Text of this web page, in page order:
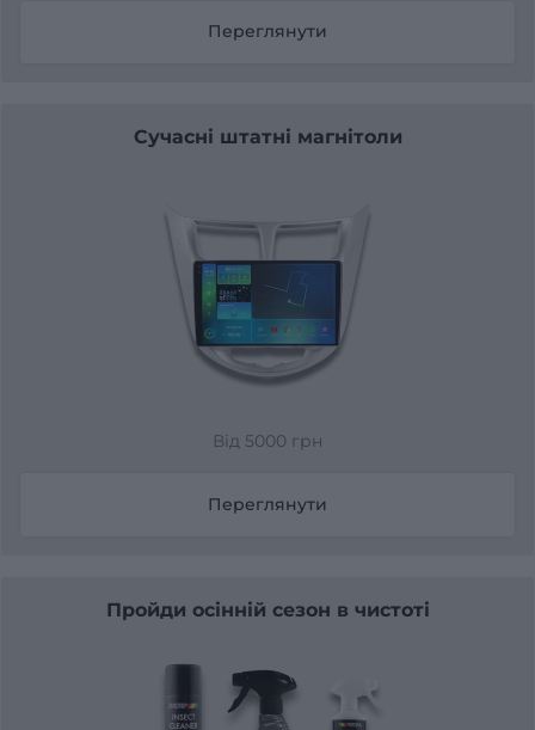
Переглянути
Сучасні штатні магнітоли
Від 5000 грн
Переглянути
Пройди осінній сезон в чистоті